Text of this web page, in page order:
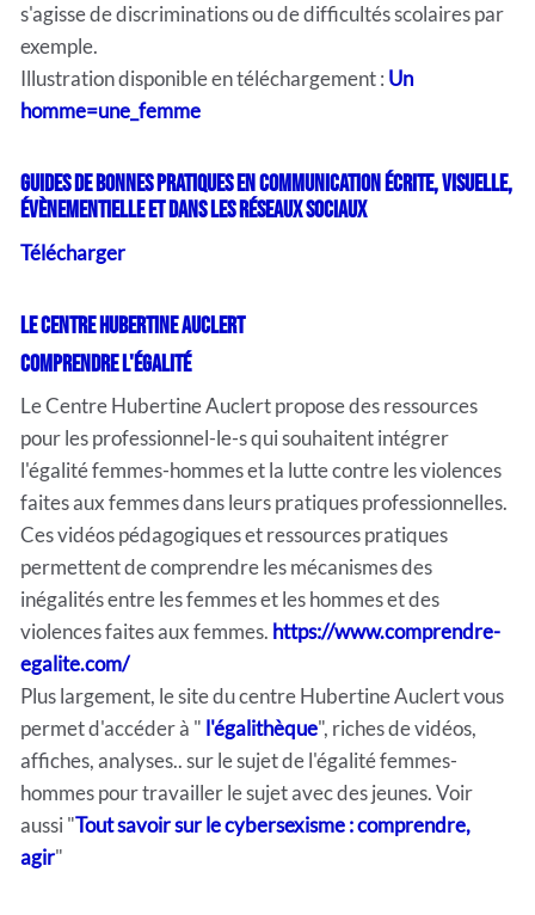
s'agisse de discriminations ou de difficultés scolaires par
exemple.
Illustration disponible en téléchargement : Un
homme=une_femme
Guides de bonnes pratiques en communication écrite, visuelle,
évènementielle et dans les réseaux sociaux
Télécharger
Le Centre Hubertine Auclert
Comprendre l'égalité
Le Centre Hubertine Auclert propose des ressources
pour les professionnel-le-s qui souhaitent intégrer
l'égalité femmes-hommes et la lutte contre les violences
faites aux femmes dans leurs pratiques professionnelles.
Ces vidéos pédagogiques et ressources pratiques
permettent de comprendre les mécanismes des
inégalités entre les femmes et les hommes et des
violences faites aux femmes. https://www.comprendre-
egalite.com/
Plus largement, le site du centre Hubertine Auclert vous
permet d'accéder à " l'égalithèque", riches de vidéos,
affiches, analyses.. sur le sujet de l'égalité femmes-
hommes pour travailler le sujet avec des jeunes. Voir
aussi "Tout savoir sur le cybersexisme : comprendre,
agir"